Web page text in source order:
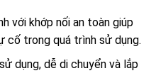
với khớp nối an toàn giúp
cố trong quá trình sử dụng.
dụng, dễ di chuyển và lắp